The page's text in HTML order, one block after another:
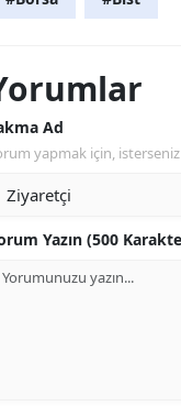
Ad
yapmak için, isterseniz
Yazın (500